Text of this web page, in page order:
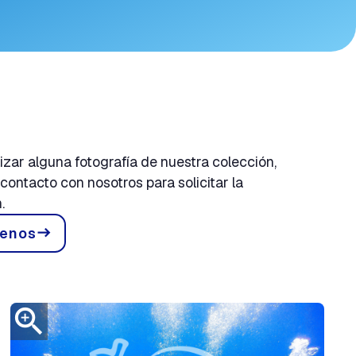
alguna fotografía de nuestra colección,
con nosotros para solicitar la
east
zoom_in